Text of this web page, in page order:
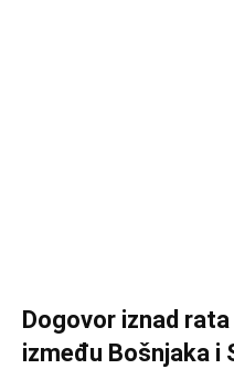
Dogovor iznad
između Bošnjaka i